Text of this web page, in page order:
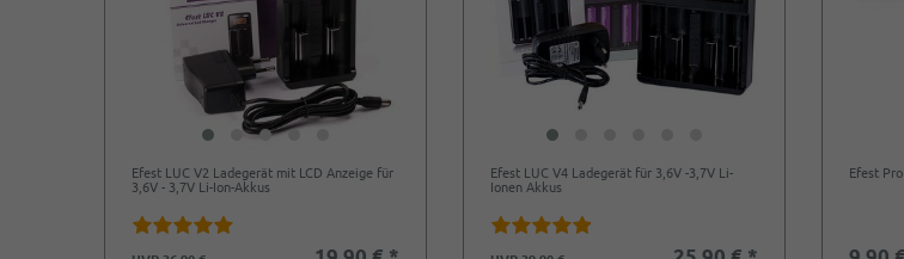
Efest LUC V2 Ladegerät mit LCD Anzeige für
3,6V - 3,7V Li-Ion-Akkus
Efest LUC V4 Ladegerät für 3,6V -3,7V Li-
Ionen Akkus
Efest